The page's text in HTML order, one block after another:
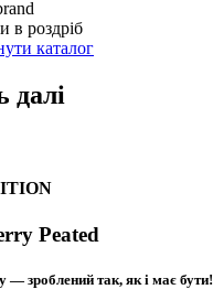
в роздріб
каталог
далі
Peated
— зроблений так, як і має бути!